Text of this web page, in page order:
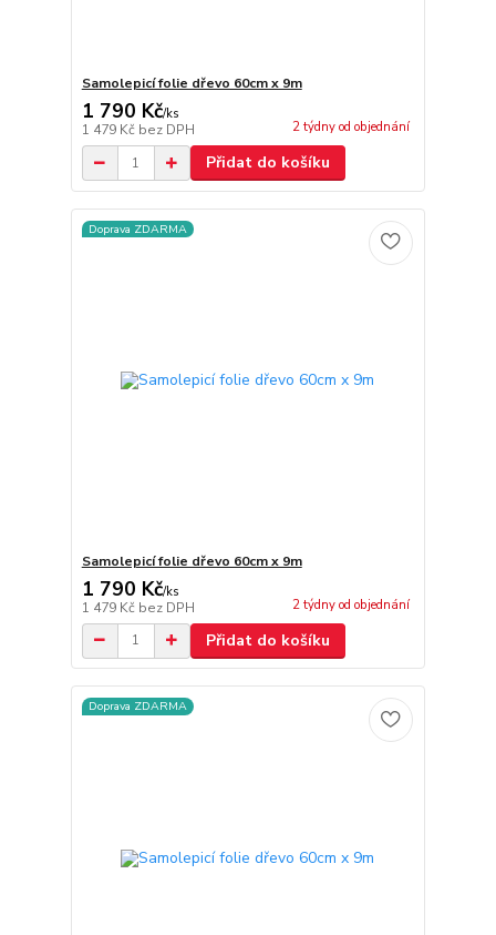
Samolepicí folie dřevo 60cm x 9m
1 790 Kč/ks
1 479 Kč bez DPH 2 týdny od objednání
Přidat do košíku
Doprava ZDARMA
Samolepicí folie dřevo 60cm x 9m
1 790 Kč/ks
1 479 Kč bez DPH 2 týdny od objednání
Přidat do košíku
Doprava ZDARMA